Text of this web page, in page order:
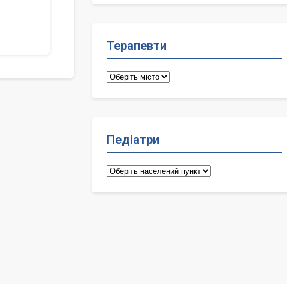
Терапевти
Терапевти
Педіатри
Педіатри